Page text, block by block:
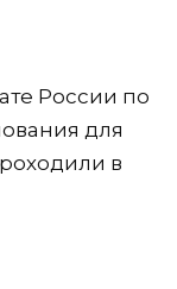
России по
для
в